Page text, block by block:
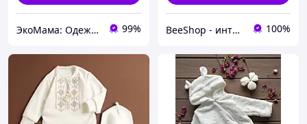
ЭкоМама: Одежда для беременных, белье для кормящих, сумка в роддом, одежда для новорожденных 99% BeeShop - интернет магазин товаров для новорожденных 100%